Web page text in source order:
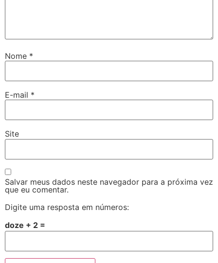
Nome *
E-mail *
Site
Salvar meus dados neste navegador para a próxima vez
que eu comentar.
Digite uma resposta em números:
doze + 2 =